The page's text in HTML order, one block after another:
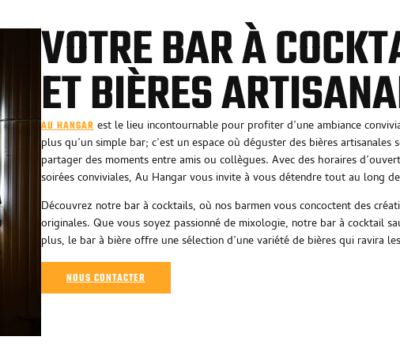
VOTRE BAR À
ET BIÈRES
AU HANGAR est le lieu incontournable pour profiter d’une ambiance
plus qu’un simple bar; c’est un espace où déguster des bières artisanales
partager des moments entre amis ou collègues. Avec des horaires
soirées conviviales, Au Hangar vous invite à vous détendre tout au long
Découvrez notre bar à cocktails, où nos barmen vous concoctent des
originales. Que vous soyez passionné de mixologie, notre bar à cocktail
plus, le bar à bière offre une sélection d’une variété de bières qui ravira
NOUS CONTACTER